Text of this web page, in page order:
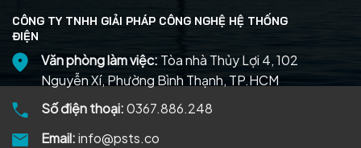
CÔNG TY TNHH GIẢI PHÁP CÔNG NGHỆ HỆ THỐNG
ĐIỆN
Văn phòng làm việc: Tòa nhà Thủy Lợi 4, 102
Nguyễn Xí, Phường Bình Thạnh, TP.HCM
Số điện thoại:0367.886.248
Email:info@psts.co